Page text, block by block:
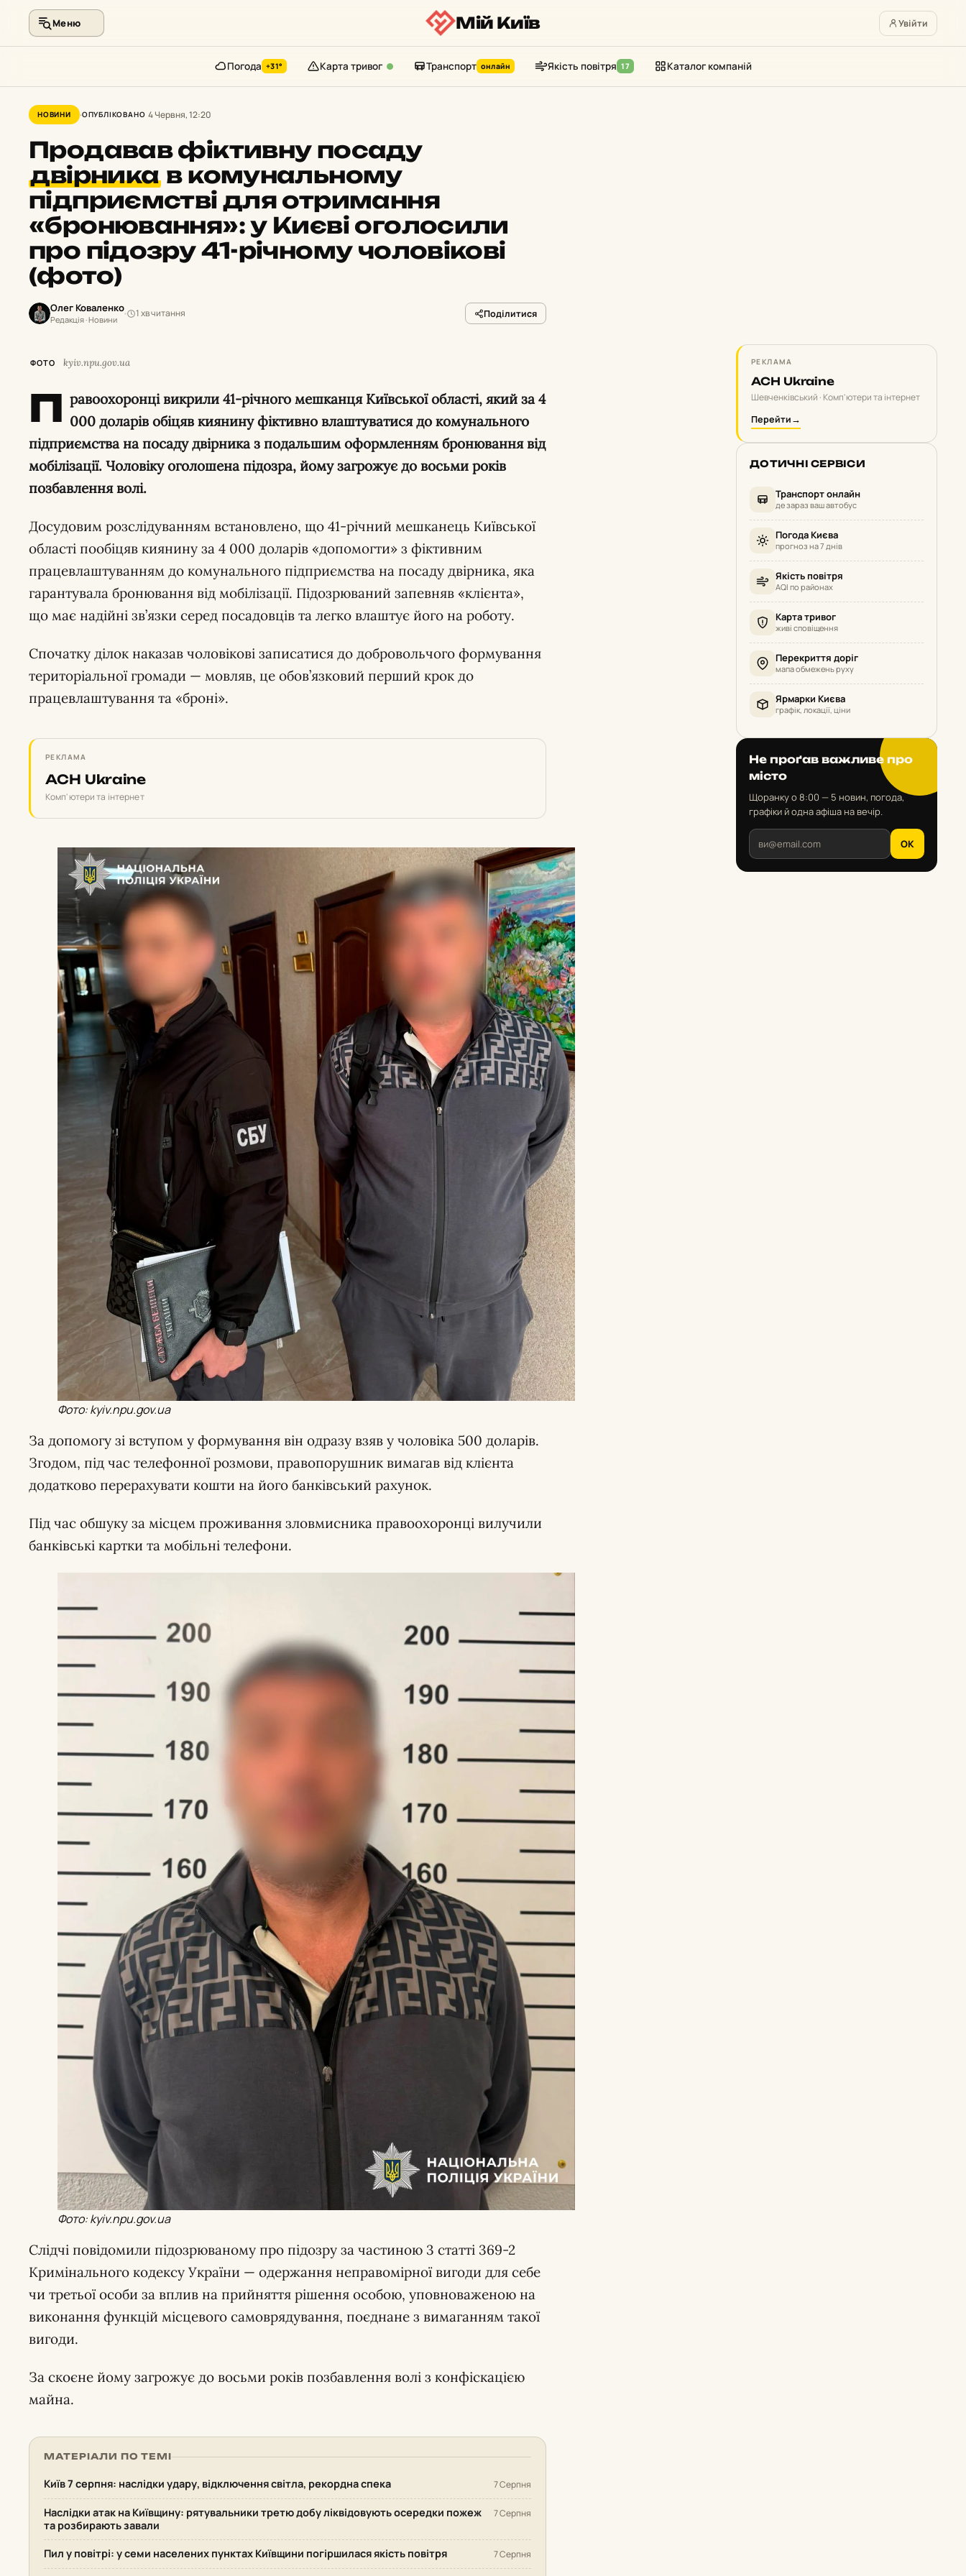
контенту
Меню Мій Київ Увійти
Погода +31° Карта тривог Транспорт онлайн Якість повітря 17 Каталог компаній
НОВИНИ ОПУБЛІКОВАНО 4 Червня, 12:20
Продавав фіктивну посаду
двірникав комунальному
підприємстві для отримання
«бронювання»: у Києві оголосили
про підозру 41-річному чоловікові
(фото)
Олег Коваленко
Редакція · Новини
1 хв читання Поділитися
ФОТО kyiv.npu.gov.ua
П равоохоронці викрили 41-річного мешканця Київської області, який за 4
000 доларів обіцяв киянину фіктивно влаштуватися до комунального
підприємства на посаду двірника з подальшим оформленням бронювання від
мобілізації. Чоловіку оголошена підозра, йому загрожує до восьми років
позбавлення волі.
Досудовим розслідуванням встановлено, що 41-річний мешканець Київської
області пообіцяв киянину за 4 000 доларів «допомогти» з фіктивним
працевлаштуванням до комунального підприємства на посаду двірника, яка
гарантувала бронювання від мобілізації. Підозрюваний запевняв «клієнта»,
що має надійні зв’язки серед посадовців та легко влаштує його на роботу.
Спочатку ділок наказав чоловікові записатися до добровольчого формування
територіальної громади — мовляв, це обов’язковий перший крок до
працевлаштування та «броні».
РЕКЛАМА
ACH Ukraine
Комп'ютери та інтернет
Фото: kyiv.npu.gov.ua
За допомогу зі вступом у формування він одразу взяв у чоловіка 500 доларів.
Згодом, під час телефонної розмови, правопорушник вимагав від клієнта
додатково перерахувати кошти на його банківський рахунок.
Під час обшуку за місцем проживання зловмисника правоохоронці вилучили
банківські картки та мобільні телефони.
Фото: kyiv.npu.gov.ua
Слідчі повідомили підозрюваному про підозру за частиною 3 статті 369-2
Кримінального кодексу України — одержання неправомірної вигоди для себе
чи третьої особи за вплив на прийняття рішення особою, уповноваженою на
виконання функцій місцевого самоврядування, поєднане з вимаганням такої
вигоди.
За скоєне йому загрожує до восьми років позбавлення волі з конфіскацією
майна.
МАТЕРІАЛИ ПО ТЕМІ
Київ 7 серпня: наслідки удару, відключення світла, рекордна спека 7 Серпня
Наслідки атак на Київщину: рятувальники третю добу ліквідовують осередки пожеж
та розбирають завали
7 Серпня
Пил у повітрі: у семи населених пунктах Київщини погіршилася якість повітря 7 Серпня
РЕКЛАМА
ACH Ukraine
Шевченківський · Комп'ютери та інтернет
Перейти→
ДОТИЧНІ СЕРВІСИ
Транспорт онлайн
де зараз ваш автобус
Погода Києва
прогноз на 7 днів
Якість повітря
AQI по районах
Карта тривог
живі сповіщення
Перекриття доріг
мапа обмежень руху
Ярмарки Києва
графік, локації, ціни
Не проґав важливе про
місто
Щоранку о 8:00 — 5 новин, погода,
графіки й одна афіша на вечір.
OK